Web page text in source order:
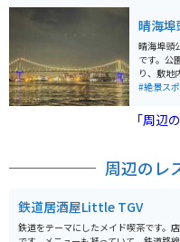
晴海埠
晴海埠頭
です。公
り、敷地
ます。 1
気軽に立
#絶景ス
「周辺
周辺のレ
鉄道居酒屋Little TGV
鉄道をテーマにしたメイド喫茶です。